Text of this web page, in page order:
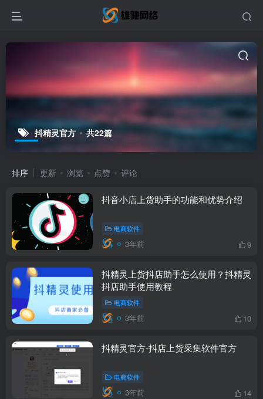
抖精灵官方 共22篇
排序 更新 浏览 点赞 评论
抖音小店上货助手的功能和优势介绍
电商软件
3年前 9
抖精灵上货抖店助手怎么使用？抖精灵
抖店助手使用教程
电商软件
3年前 10
抖精灵官方-抖店上货采集软件官方
电商软件
3年前 14